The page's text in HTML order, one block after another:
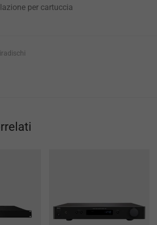
per cartuccia